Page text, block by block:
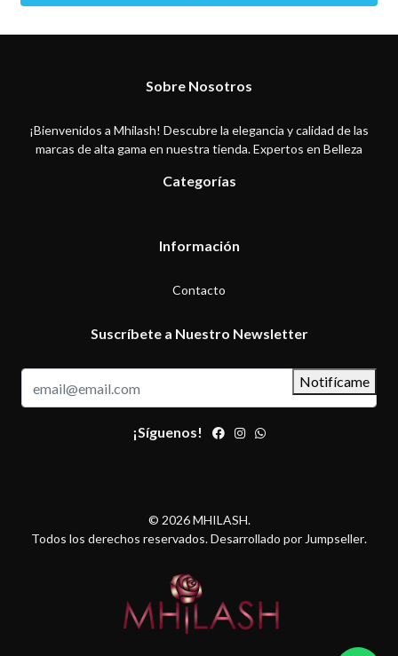
Sobre Nosotros
¡Bienvenidos a Mhilash! Descubre la elegancia y calidad de las
marcas de alta gama en nuestra tienda. Expertos en Belleza
Categorías
Información
Contacto
Suscríbete a Nuestro Newsletter
Notifícame
¡Síguenos!
© 2026 MHILASH.
Todos los derechos reservados.Desarrollado por Jumpseller.